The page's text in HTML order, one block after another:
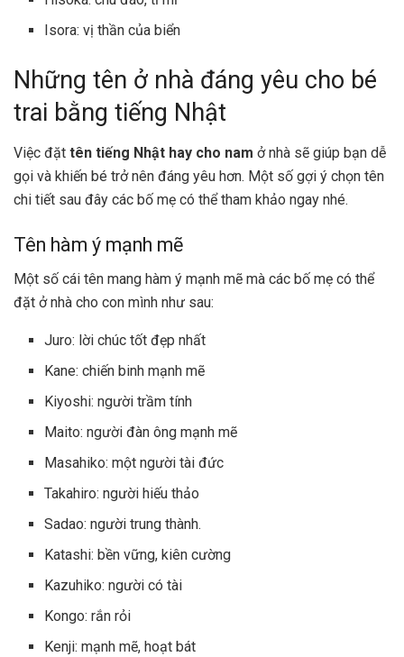
Isora: vị thần của biển
Những tên ở nhà đáng yêu cho bé
trai bằng tiếng Nhật
Việc đặt tên tiếng Nhật hay cho nam ở nhà sẽ giúp bạn dễ
gọi và khiến bé trở nên đáng yêu hơn. Một số gợi ý chọn tên
chi tiết sau đây các bố mẹ có thể tham khảo ngay nhé.
Tên hàm ý mạnh mẽ
Một số cái tên mang hàm ý mạnh mẽ mà các bố mẹ có thể
đặt ở nhà cho con mình như sau:
Juro: lời chúc tốt đẹp nhất
Kane: chiến binh mạnh mẽ
Kiyoshi: người trầm tính
Maito: người đàn ông mạnh mẽ
Masahiko: một người tài đức
Takahiro: người hiếu thảo
Sadao: người trung thành.
Katashi: bền vững, kiên cường
Kazuhiko: người có tài
Kongo: rắn rỏi
Kenji: mạnh mẽ, hoạt bát